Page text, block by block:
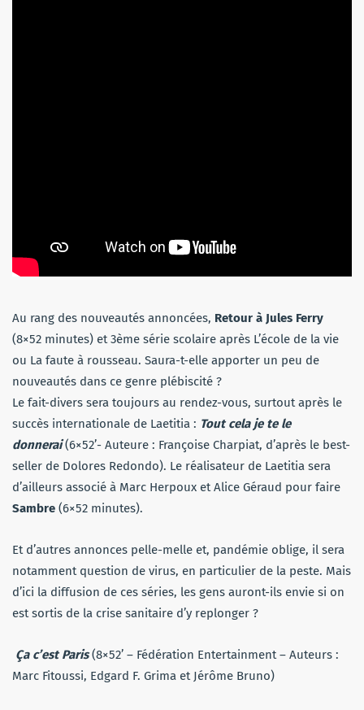
Au rang des nouveautés annoncées, Retour à Jules Ferry
(8×52 minutes) et 3ème série scolaire après L’école de la vie
ou La faute à rousseau. Saura-t-elle apporter un peu de
nouveautés dans ce genre plébiscité ?
Le fait-divers sera toujours au rendez-vous, surtout après le
succès internationale de Laetitia : Tout cela je te le
donnerai(6×52’- Auteure : Françoise Charpiat, d’après le best-
seller de Dolores Redondo). Le réalisateur de Laetitia sera
d’ailleurs associé à Marc Herpoux et Alice Géraud pour faire
Sambre (6×52 minutes).
Et d’autres annonces pelle-melle et, pandémie oblige, il sera
notamment question de virus, en particulier de la peste. Mais
d’ici la diffusion de ces séries, les gens auront-ils envie si on
est sortis de la crise sanitaire d’y replonger ?
Ça c’est Paris(8×52’ – Fédération Entertainment – Auteurs :
Marc Fitoussi, Edgard F. Grima et Jérôme Bruno)